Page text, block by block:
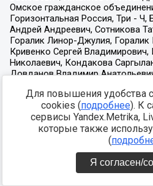
Для повышения удобства
cookies (подробнее). К
сервисы Yandex.Metrika,
которые также
(
Я согласен/